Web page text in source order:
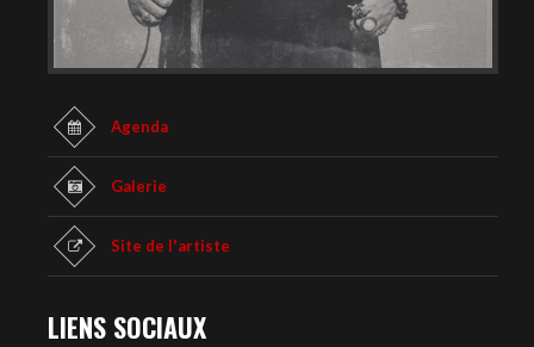
Agenda
Galerie
Site de l'artiste
LIENS SOCIAUX